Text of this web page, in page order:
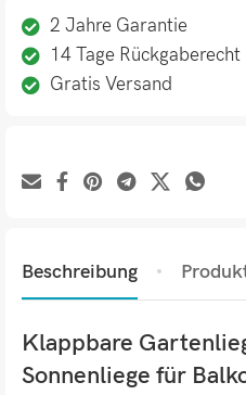
2 Jahre Garantie
14 Tage Rückgaberecht
Gratis Versand
Beschreibung
Klappbare
Sonnenliege für